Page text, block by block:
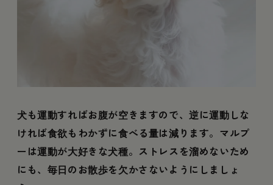
犬も運動すればお腹が空きますので、逆に運動しな
ければ食欲もわかずに食べる量は減ります。マルプ
ーは運動が大好きな犬種。ストレスを溜めないため
にも、毎日のお散歩を欠かさないようにしましょ